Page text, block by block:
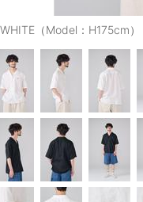
WHITE（Model：H175cm）